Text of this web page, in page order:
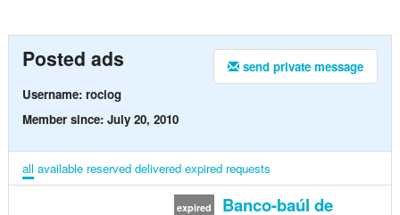
send private message
Posted ads
Username: rociog
Member since: July 20, 2010
all available reserved delivered expired requests
expired
Banco-baúl de